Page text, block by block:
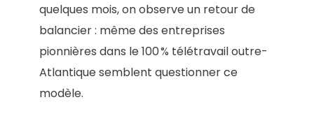
quelques mois, on observe un retour de
balancier : même des entreprises
pionnières dans le 100 % télétravail outre-
Atlantique semblent questionner ce
modèle.